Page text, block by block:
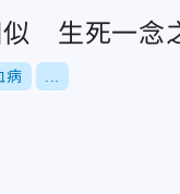
似 生死一念
病